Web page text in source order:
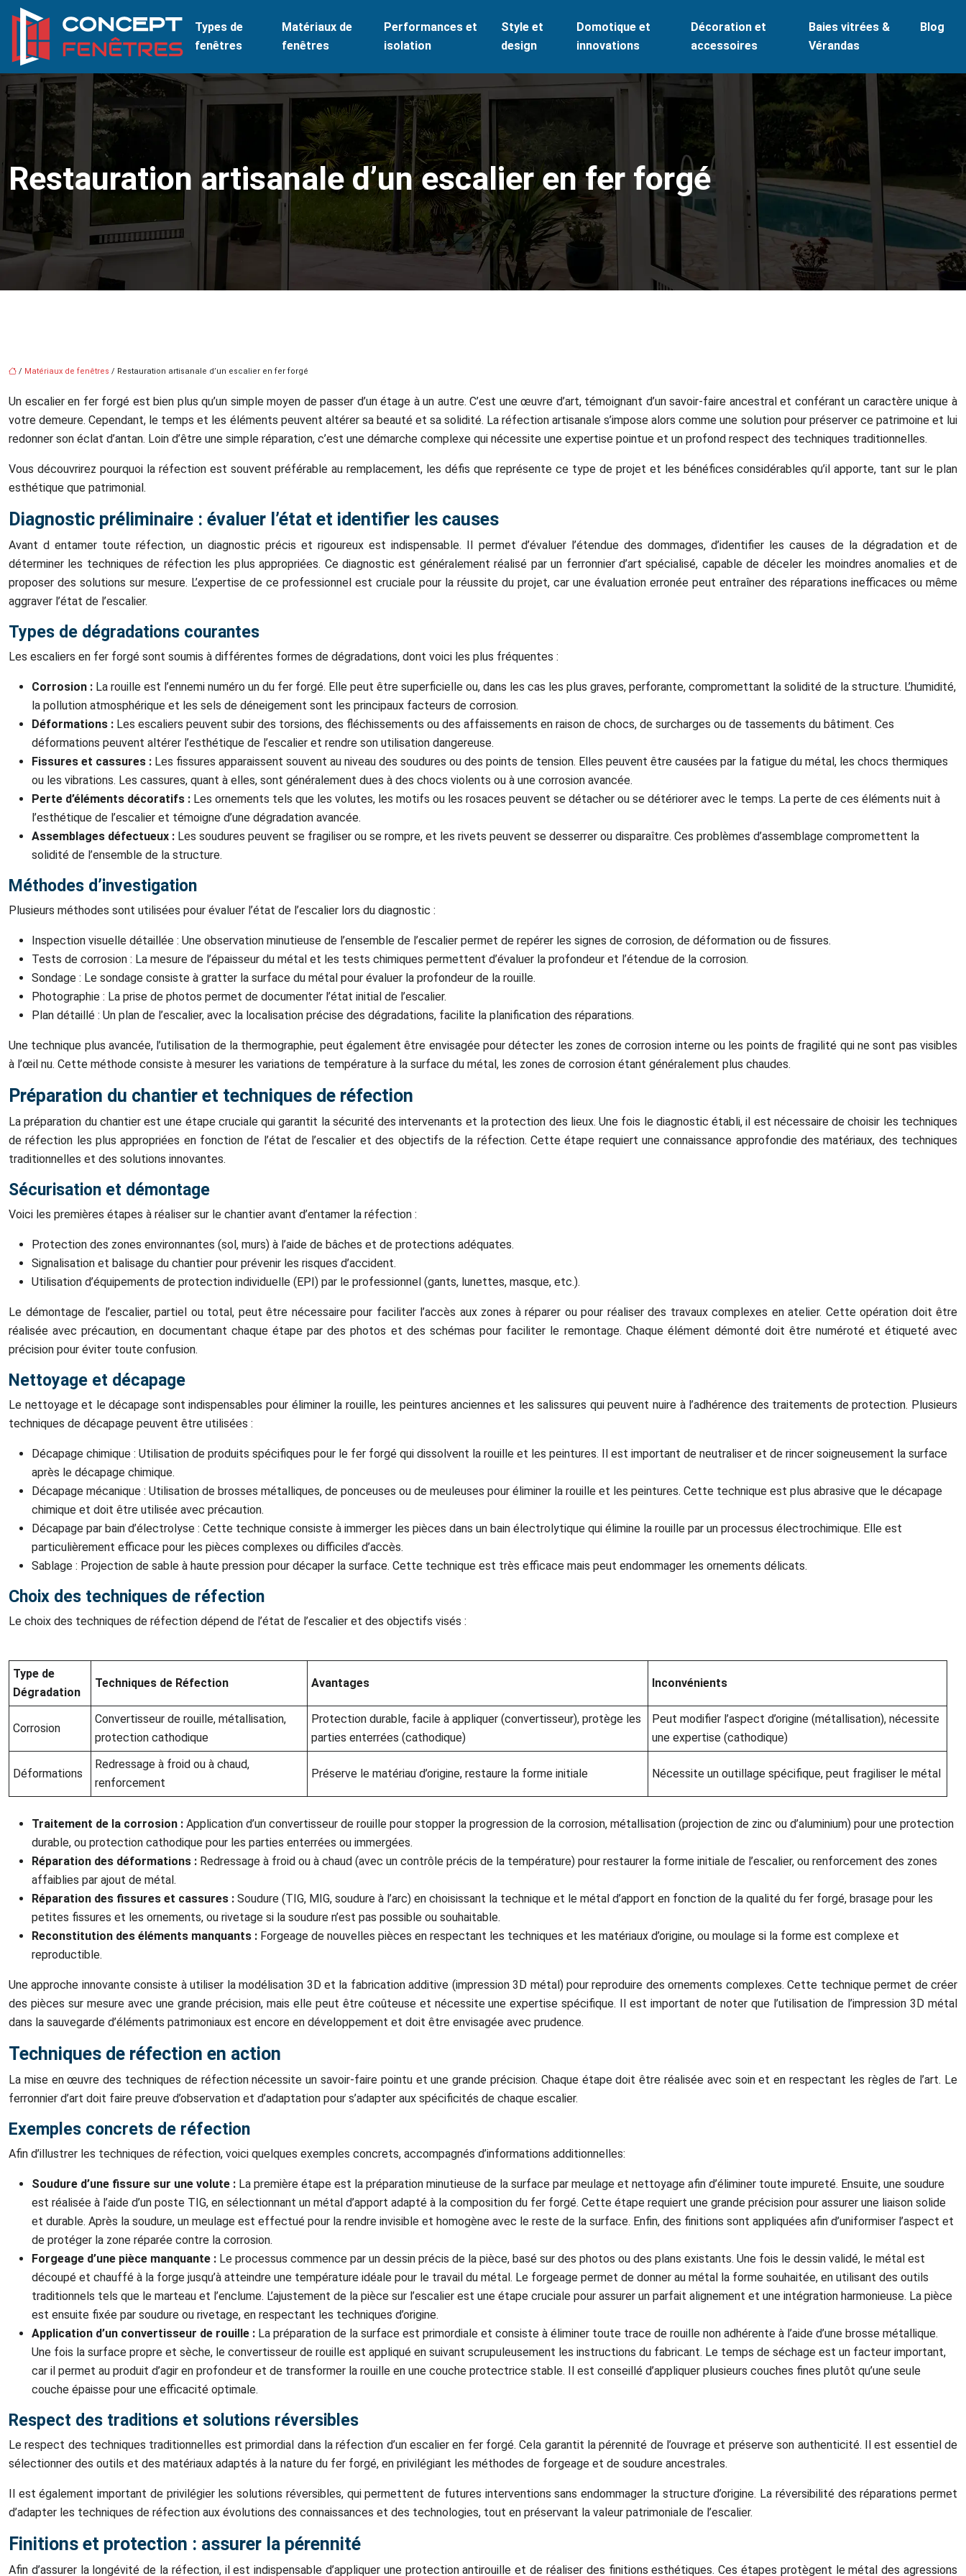
Types de
fenêtres
Matériaux de
fenêtres
Performances et
isolation
Style et
design
Domotique et
innovations
Décoration et
accessoires
Baies vitrées &
Vérandas
Blog
Restauration artisanale d’un escalier en fer forgé
/ Matériaux de fenêtres / Restauration artisanale d’un escalier en fer forgé
Un escalier en fer forgé est bien plus qu’un simple moyen de passer d’un étage à un autre. C’est une œuvre d’art, témoignant d’un savoir-faire ancestral et conférant un caractère unique à
votre demeure. Cependant, le temps et les éléments peuvent altérer sa beauté et sa solidité. La réfection artisanale s’impose alors comme une solution pour préserver ce patrimoine et lui
redonner son éclat d’antan. Loin d’être une simple réparation, c’est une démarche complexe qui nécessite une expertise pointue et un profond respect des techniques traditionnelles.
Vous découvrirez pourquoi la réfection est souvent préférable au remplacement, les défis que représente ce type de projet et les bénéfices considérables qu’il apporte, tant sur le plan
esthétique que patrimonial.
Diagnostic préliminaire : évaluer l’état et identifier les causes
Avant d entamer toute réfection, un diagnostic précis et rigoureux est indispensable. Il permet d’évaluer l’étendue des dommages, d’identifier les causes de la dégradation et de
déterminer les techniques de réfection les plus appropriées. Ce diagnostic est généralement réalisé par un ferronnier d’art spécialisé, capable de déceler les moindres anomalies et de
proposer des solutions sur mesure. L’expertise de ce professionnel est cruciale pour la réussite du projet, car une évaluation erronée peut entraîner des réparations inefficaces ou même
aggraver l’état de l’escalier.
Types de dégradations courantes
Les escaliers en fer forgé sont soumis à différentes formes de dégradations, dont voici les plus fréquentes :
Corrosion : La rouille est l’ennemi numéro un du fer forgé. Elle peut être superficielle ou, dans les cas les plus graves, perforante, compromettant la solidité de la structure. L’humidité,
la pollution atmosphérique et les sels de déneigement sont les principaux facteurs de corrosion.
Déformations : Les escaliers peuvent subir des torsions, des fléchissements ou des affaissements en raison de chocs, de surcharges ou de tassements du bâtiment. Ces
déformations peuvent altérer l’esthétique de l’escalier et rendre son utilisation dangereuse.
Fissures et cassures : Les fissures apparaissent souvent au niveau des soudures ou des points de tension. Elles peuvent être causées par la fatigue du métal, les chocs thermiques
ou les vibrations. Les cassures, quant à elles, sont généralement dues à des chocs violents ou à une corrosion avancée.
Perte d’éléments décoratifs : Les ornements tels que les volutes, les motifs ou les rosaces peuvent se détacher ou se détériorer avec le temps. La perte de ces éléments nuit à
l’esthétique de l’escalier et témoigne d’une dégradation avancée.
Assemblages défectueux : Les soudures peuvent se fragiliser ou se rompre, et les rivets peuvent se desserrer ou disparaître. Ces problèmes d’assemblage compromettent la
solidité de l’ensemble de la structure.
Méthodes d’investigation
Plusieurs méthodes sont utilisées pour évaluer l’état de l’escalier lors du diagnostic :
Inspection visuelle détaillée : Une observation minutieuse de l’ensemble de l’escalier permet de repérer les signes de corrosion, de déformation ou de fissures.
Tests de corrosion : La mesure de l’épaisseur du métal et les tests chimiques permettent d’évaluer la profondeur et l’étendue de la corrosion.
Sondage : Le sondage consiste à gratter la surface du métal pour évaluer la profondeur de la rouille.
Photographie : La prise de photos permet de documenter l’état initial de l’escalier.
Plan détaillé : Un plan de l’escalier, avec la localisation précise des dégradations, facilite la planification des réparations.
Une technique plus avancée, l’utilisation de la thermographie, peut également être envisagée pour détecter les zones de corrosion interne ou les points de fragilité qui ne sont pas visibles
à l’œil nu. Cette méthode consiste à mesurer les variations de température à la surface du métal, les zones de corrosion étant généralement plus chaudes.
Préparation du chantier et techniques de réfection
La préparation du chantier est une étape cruciale qui garantit la sécurité des intervenants et la protection des lieux. Une fois le diagnostic établi, il est nécessaire de choisir les techniques
de réfection les plus appropriées en fonction de l’état de l’escalier et des objectifs de la réfection. Cette étape requiert une connaissance approfondie des matériaux, des techniques
traditionnelles et des solutions innovantes.
Sécurisation et démontage
Voici les premières étapes à réaliser sur le chantier avant d’entamer la réfection :
Protection des zones environnantes (sol, murs) à l’aide de bâches et de protections adéquates.
Signalisation et balisage du chantier pour prévenir les risques d’accident.
Utilisation d’équipements de protection individuelle (EPI) par le professionnel (gants, lunettes, masque, etc.).
Le démontage de l’escalier, partiel ou total, peut être nécessaire pour faciliter l’accès aux zones à réparer ou pour réaliser des travaux complexes en atelier. Cette opération doit être
réalisée avec précaution, en documentant chaque étape par des photos et des schémas pour faciliter le remontage. Chaque élément démonté doit être numéroté et étiqueté avec
précision pour éviter toute confusion.
Nettoyage et décapage
Le nettoyage et le décapage sont indispensables pour éliminer la rouille, les peintures anciennes et les salissures qui peuvent nuire à l’adhérence des traitements de protection. Plusieurs
techniques de décapage peuvent être utilisées :
Décapage chimique : Utilisation de produits spécifiques pour le fer forgé qui dissolvent la rouille et les peintures. Il est important de neutraliser et de rincer soigneusement la surface
après le décapage chimique.
Décapage mécanique : Utilisation de brosses métalliques, de ponceuses ou de meuleuses pour éliminer la rouille et les peintures. Cette technique est plus abrasive que le décapage
chimique et doit être utilisée avec précaution.
Décapage par bain d’électrolyse : Cette technique consiste à immerger les pièces dans un bain électrolytique qui élimine la rouille par un processus électrochimique. Elle est
particulièrement efficace pour les pièces complexes ou difficiles d’accès.
Sablage : Projection de sable à haute pression pour décaper la surface. Cette technique est très efficace mais peut endommager les ornements délicats.
Choix des techniques de réfection
Le choix des techniques de réfection dépend de l’état de l’escalier et des objectifs visés :
Type de
Dégradation
Techniques de Réfection Avantages Inconvénients
Corrosion
Convertisseur de rouille, métallisation,
protection cathodique
Protection durable, facile à appliquer (convertisseur), protège les
parties enterrées (cathodique)
Peut modifier l’aspect d’origine (métallisation), nécessite
une expertise (cathodique)
Déformations
Redressage à froid ou à chaud,
renforcement
Préserve le matériau d’origine, restaure la forme initiale Nécessite un outillage spécifique, peut fragiliser le métal
Traitement de la corrosion : Application d’un convertisseur de rouille pour stopper la progression de la corrosion, métallisation (projection de zinc ou d’aluminium) pour une protection
durable, ou protection cathodique pour les parties enterrées ou immergées.
Réparation des déformations : Redressage à froid ou à chaud (avec un contrôle précis de la température) pour restaurer la forme initiale de l’escalier, ou renforcement des zones
affaiblies par ajout de métal.
Réparation des fissures et cassures : Soudure (TIG, MIG, soudure à l’arc) en choisissant la technique et le métal d’apport en fonction de la qualité du fer forgé, brasage pour les
petites fissures et les ornements, ou rivetage si la soudure n’est pas possible ou souhaitable.
Reconstitution des éléments manquants : Forgeage de nouvelles pièces en respectant les techniques et les matériaux d’origine, ou moulage si la forme est complexe et
reproductible.
Une approche innovante consiste à utiliser la modélisation 3D et la fabrication additive (impression 3D métal) pour reproduire des ornements complexes. Cette technique permet de créer
des pièces sur mesure avec une grande précision, mais elle peut être coûteuse et nécessite une expertise spécifique. Il est important de noter que l’utilisation de l’impression 3D métal
dans la sauvegarde d’éléments patrimoniaux est encore en développement et doit être envisagée avec prudence.
Techniques de réfection en action
La mise en œuvre des techniques de réfection nécessite un savoir-faire pointu et une grande précision. Chaque étape doit être réalisée avec soin et en respectant les règles de l’art. Le
ferronnier d’art doit faire preuve d’observation et d’adaptation pour s’adapter aux spécificités de chaque escalier.
Exemples concrets de réfection
Afin d’illustrer les techniques de réfection, voici quelques exemples concrets, accompagnés d’informations additionnelles:
Soudure d’une fissure sur une volute : La première étape est la préparation minutieuse de la surface par meulage et nettoyage afin d’éliminer toute impureté. Ensuite, une soudure
est réalisée à l’aide d’un poste TIG, en sélectionnant un métal d’apport adapté à la composition du fer forgé. Cette étape requiert une grande précision pour assurer une liaison solide
et durable. Après la soudure, un meulage est effectué pour la rendre invisible et homogène avec le reste de la surface. Enfin, des finitions sont appliquées afin d’uniformiser l’aspect et
de protéger la zone réparée contre la corrosion.
Forgeage d’une pièce manquante : Le processus commence par un dessin précis de la pièce, basé sur des photos ou des plans existants. Une fois le dessin validé, le métal est
découpé et chauffé à la forge jusqu’à atteindre une température idéale pour le travail du métal. Le forgeage permet de donner au métal la forme souhaitée, en utilisant des outils
traditionnels tels que le marteau et l’enclume. L’ajustement de la pièce sur l’escalier est une étape cruciale pour assurer un parfait alignement et une intégration harmonieuse. La pièce
est ensuite fixée par soudure ou rivetage, en respectant les techniques d’origine.
Application d’un convertisseur de rouille : La préparation de la surface est primordiale et consiste à éliminer toute trace de rouille non adhérente à l’aide d’une brosse métallique.
Une fois la surface propre et sèche, le convertisseur de rouille est appliqué en suivant scrupuleusement les instructions du fabricant. Le temps de séchage est un facteur important,
car il permet au produit d’agir en profondeur et de transformer la rouille en une couche protectrice stable. Il est conseillé d’appliquer plusieurs couches fines plutôt qu’une seule
couche épaisse pour une efficacité optimale.
Respect des traditions et solutions réversibles
Le respect des techniques traditionnelles est primordial dans la réfection d’un escalier en fer forgé. Cela garantit la pérennité de l’ouvrage et préserve son authenticité. Il est essentiel de
sélectionner des outils et des matériaux adaptés à la nature du fer forgé, en privilégiant les méthodes de forgeage et de soudure ancestrales.
Il est également important de privilégier les solutions réversibles, qui permettent de futures interventions sans endommager la structure d’origine. La réversibilité des réparations permet
d’adapter les techniques de réfection aux évolutions des connaissances et des technologies, tout en préservant la valeur patrimoniale de l’escalier.
Finitions et protection : assurer la pérennité
Afin d’assurer la longévité de la réfection, il est indispensable d’appliquer une protection antirouille et de réaliser des finitions esthétiques. Ces étapes protègent le métal des agressions